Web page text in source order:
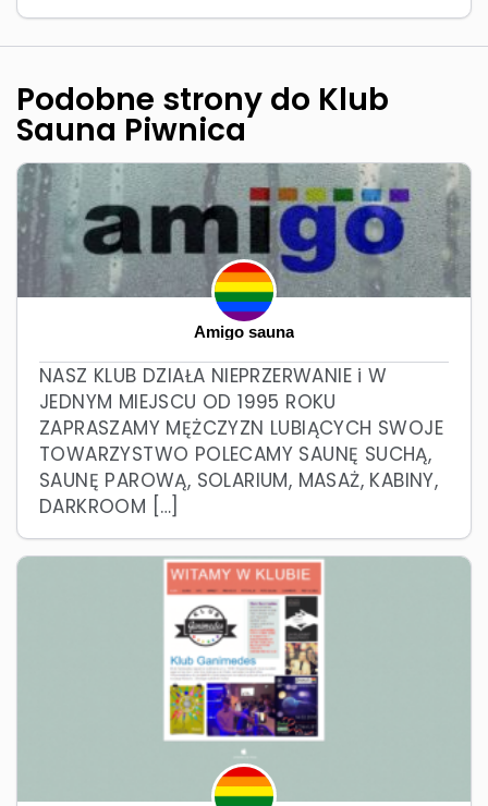
Podobne strony do Klub
Sauna Piwnica
Amigo sauna
NASZ KLUB DZIAŁA NIEPRZERWANIE i W
JEDNYM MIEJSCU OD 1995 ROKU
ZAPRASZAMY MĘŻCZYZN LUBIĄCYCH SWOJE
TOWARZYSTWO POLECAMY SAUNĘ SUCHĄ,
SAUNĘ PAROWĄ, SOLARIUM, MASAŻ, KABINY,
DARKROOM […]